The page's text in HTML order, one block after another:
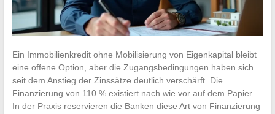
Ein Immobilienkredit ohne Mobilisierung von Eigenkapital bleibt
eine offene Option, aber die Zugangsbedingungen haben sich
seit dem Anstieg der Zinssätze deutlich verschärft. Die
Finanzierung von 110 % existiert nach wie vor auf dem Papier.
In der Praxis reservieren die Banken diese Art von Finanzierung